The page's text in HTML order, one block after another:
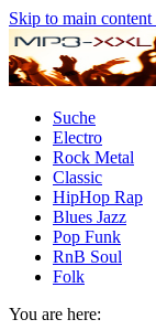
Skip to main content
Suche
Electro
Rock Metal
Classic
HipHop Rap
Blues Jazz
Pop Funk
RnB Soul
Folk
You are here: